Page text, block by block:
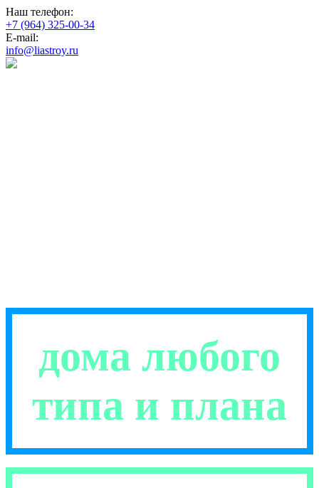
Наш телефон:
+7 (964) 325-00-34
E-mail:
info@liastroy.ru
дома любого
типа и плана